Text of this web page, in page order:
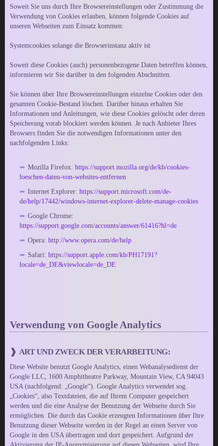
Soweit Sie uns durch Ihre Browsereinstellungen oder Zustimmung die
Verwendung von Cookies erlauben, können folgende Cookies auf
unseren Webseiten zum Einsatz kommen:
Systemcookies solange die Browserinstanz aktiv ist
Soweit diese Cookies (auch) personenbezogene Daten betreffen können,
informieren wir Sie darüber in den folgenden Abschnitten.
Sie können über Ihre Browsereinstellungen einzelne Cookies oder den
gesamten Cookie-Bestand löschen. Darüber hinaus erhalten Sie
Informationen und Anleitungen, wie diese Cookies gelöscht oder deren
Speicherung vorab blockiert werden können. Je nach Anbieter Ihres
Browsers finden Sie die notwendigen Informationen unter den
nachfolgenden Links:
Mozilla Firefox: https://support.mozilla.org/de/kb/cookies-
loeschen-daten-von-websites-entfernen
Internet Explorer: https://support.microsoft.com/de-
de/help/17442/windows-internet-explorer-delete-manage-cookies
Google Chrome:
https://support.google.com/accounts/answer/61416?hl=de
Opera: http://www.opera.com/de/help
Safari: https://support.apple.com/kb/PH17191?
locale=de_DE&viewlocale=de_DE
Verwendung von Google Analytics
ART UND ZWECK DER VERARBEITUNG:
Diese Website benutzt Google Analytics, einen Webanalysedienst der
Google LLC, 1600 Amphitheatre Parkway, Mountain View, CA 94043
USA (nachfolgend: „Google“). Google Analytics verwendet sog.
„Cookies“, also Textdateien, die auf Ihrem Computer gespeichert
werden und die eine Analyse der Benutzung der Webseite durch Sie
ermöglichen. Die durch das Cookie erzeugten Informationen über Ihre
Benutzung dieser Webseite werden in der Regel an einen Server von
Google in den USA übertragen und dort gespeichert. Aufgrund der